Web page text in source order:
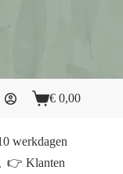
Winkelwagen
€ 0,00
werkdagen
👉 Klanten